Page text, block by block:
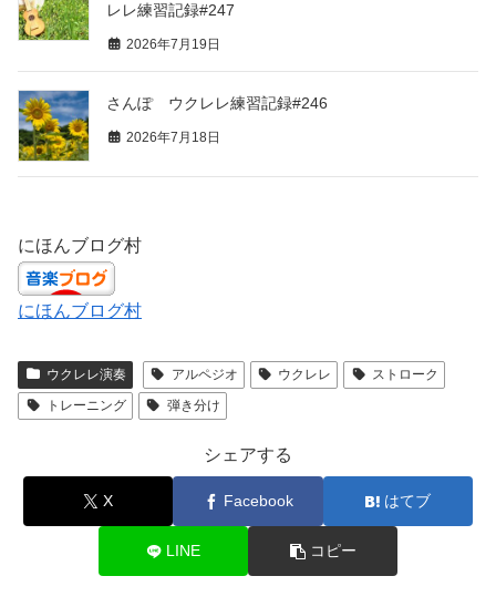
レレ練習記録#247
2026年7月19日
さんぽ ウクレレ練習記録#246
2026年7月18日
にほんブログ村
にほんブログ村
ウクレレ演奏 アルペジオ ウクレレ
ストローク
トレーニング
弾き分け
シェアする
X Facebook はてブ
LINE コピー